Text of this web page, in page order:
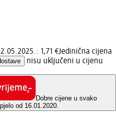
1,71 €Jedinična cijena
nisu uključeni u cijenu
Dobre cijene u svako
od 16.01.2020.